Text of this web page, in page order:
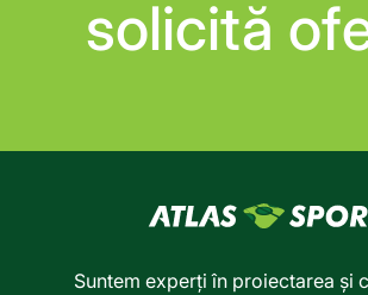
Suntem experți în proiectarea și